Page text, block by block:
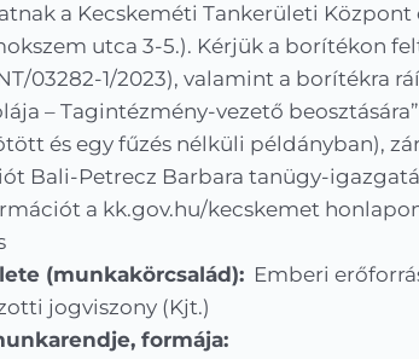
a Kecskeméti Tankerületi
utca 3-5.). Kérjük a borítékon
03282-1/2023), valamint a borítékra
– Tagintézmény-vezető
és egy fűzés nélküli példányban),
Bali-Petrecz Barbara tanügy-
a kk.gov.hu/kecskemet
(munkakörcsalád): Emberi
jogviszony (Kjt.)
formája: